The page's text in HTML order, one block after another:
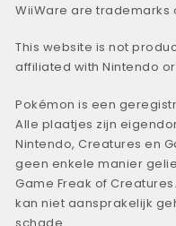
WiiWare are trademarks
This website is not
affiliated with Nintendo
Pokémon is een
Alle plaatjes zijn
Nintendo, Creatures en
geen enkele manier
Game Freak of
kan niet aansprakelijk
schade.